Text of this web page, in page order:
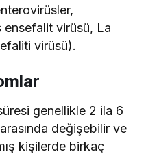
ensefalit virüsü, La
virüsü).
genellikle 2 ila 6
değişebilir ve
kişilerde birkaç